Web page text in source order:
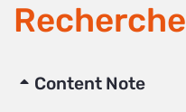
Recherche
Content Note